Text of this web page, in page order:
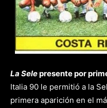
La Selepresente por
Italia 90 le permitió a la
primera aparición en el